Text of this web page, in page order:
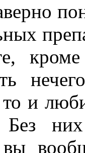
и
Без